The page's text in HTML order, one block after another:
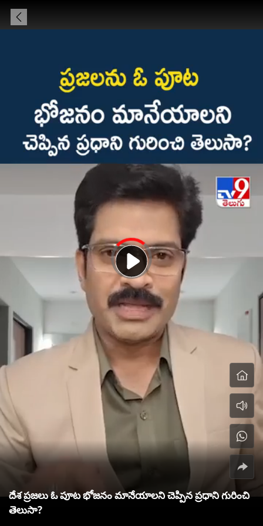
దేశ ప్రజలు ఓ పూట భోజనం మానేయాలని చెప్పిన ప్రధాని గురించి
తెలుసా?